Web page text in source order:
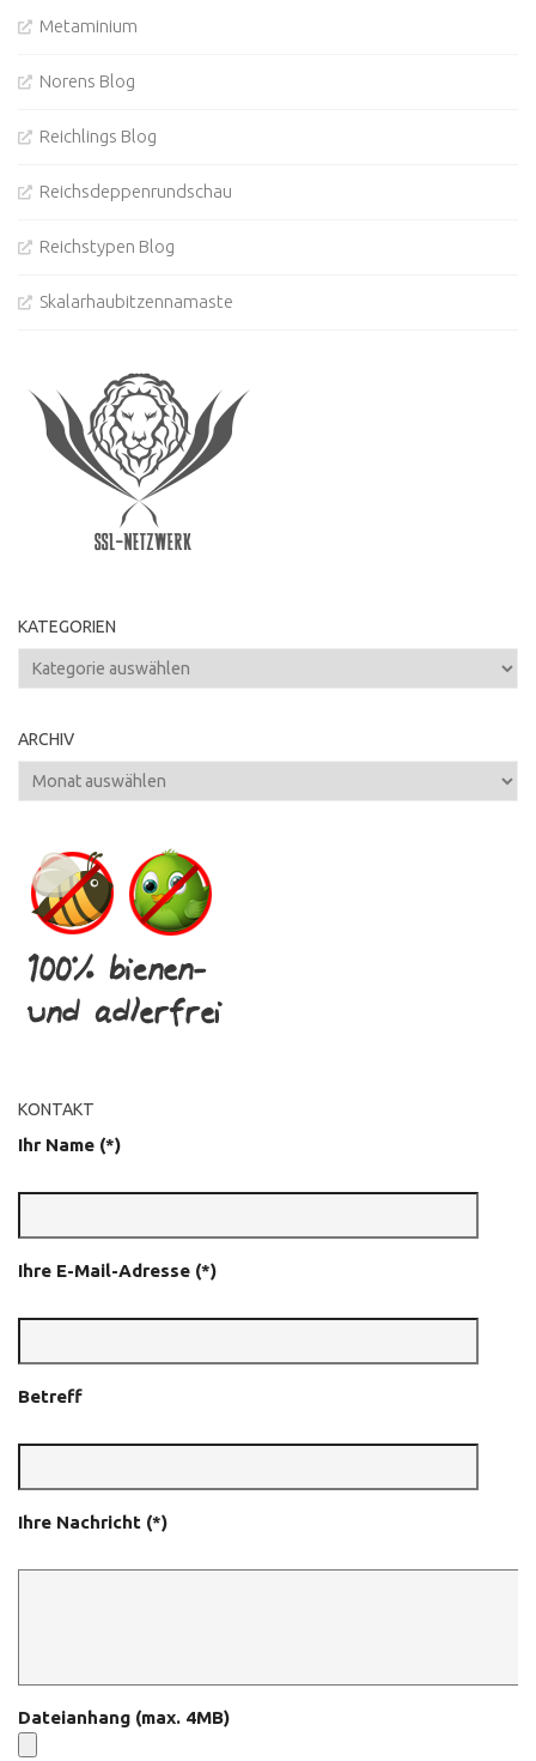
Metaminium
Norens Blog
Reichlings Blog
Reichsdeppenrundschau
Reichstypen Blog
Skalarhaubitzennamaste
KATEGORIEN
Kategorien
ARCHIV
Archiv
KONTAKT
Ihr Name (*)
Ihre E-Mail-Adresse (*)
Betreff
Ihre Nachricht (*)
Dateianhang (max. 4MB)